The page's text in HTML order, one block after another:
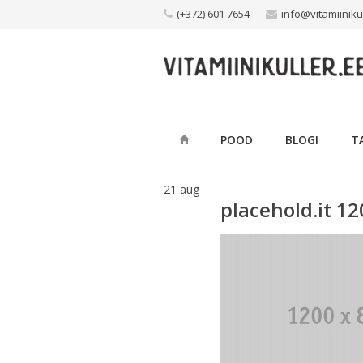
(+372) 601 7654
POOD BLOGI
21 aug
placehold.it